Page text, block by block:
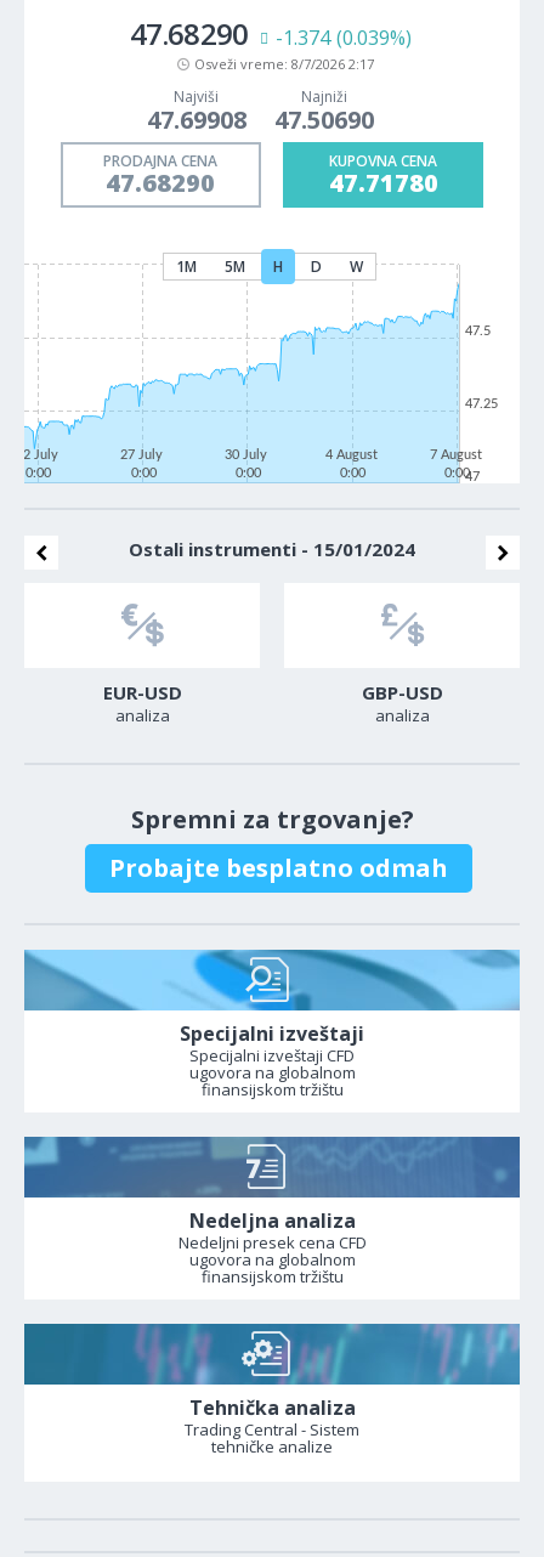
47.68290 -1.374 (0.039%)
Osveži vreme: 8/7/2026 2:17
Najviši
47.69908
Najniži
47.50690
PRODAJNA CENA
47.68290
KUPOVNA CENA
47.71780
1M 5M H D W
22 July
0:00
27 July
0:00
30 July
0:00
4 August
0:00
7 August
0:0047
47.25
47.5
Ostali instrumenti - 15/01/2024
EUR-USD
analiza
GBP-USD
analiza
Spremni za trgovanje?
Probajte besplatno odmah
Specijalni izveštaji
Specijalni izveštaji CFD
ugovora na globalnom
finansijskom tržištu
Nedeljna analiza
Nedeljni presek cena CFD
ugovora na globalnom
finansijskom tržištu
Tehnička analiza
Trading Central - Sistem
tehničke analize